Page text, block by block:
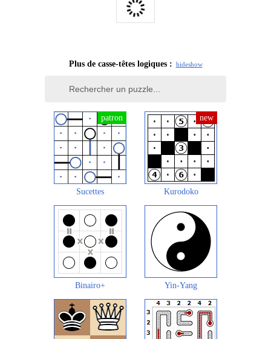
Plus de casse-têtes logiques : hideshow
Sucettes Kurodoko
Binairo+ Yin-Yang